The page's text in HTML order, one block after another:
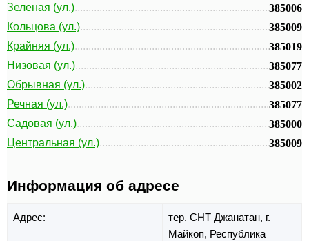
Зеленая (ул.)
385006
Кольцова (ул.)
385009
Крайняя (ул.)
385019
Низовая (ул.)
385077
Обрывная (ул.)
385002
Речная (ул.)
385077
Садовая (ул.)
385000
Центральная (ул.)
385009
Информация об адресе
Адрес: тер. СНТ Джанатан, г.
Майкоп, Республика